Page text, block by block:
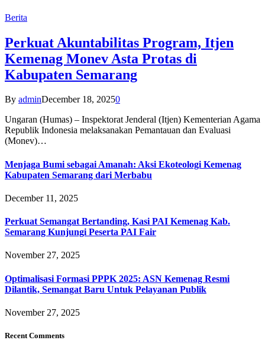
Berita
Perkuat Akuntabilitas Program, Itjen
Kemenag Monev Asta Protas di
Kabupaten Semarang
By adminDecember 18, 20250
Ungaran (Humas) – Inspektorat Jenderal (Itjen) Kementerian Agama
Republik Indonesia melaksanakan Pemantauan dan Evaluasi
(Monev)…
Menjaga Bumi sebagai Amanah: Aksi Ekoteologi Kemenag
Kabupaten Semarang dari Merbabu
December 11, 2025
Perkuat Semangat Bertanding, Kasi PAI Kemenag Kab.
Semarang Kunjungi Peserta PAI Fair
November 27, 2025
Optimalisasi Formasi PPPK 2025: ASN Kemenag Resmi
Dilantik, Semangat Baru Untuk Pelayanan Publik
November 27, 2025
Recent Comments